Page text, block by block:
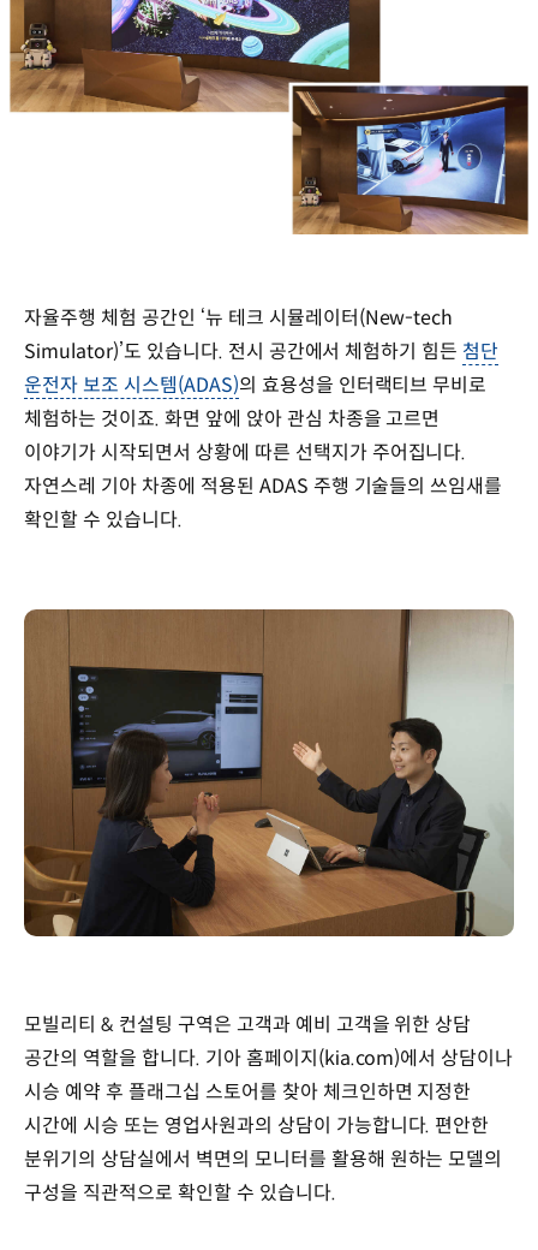
자율주행 체험 공간인 ‘뉴 테크 시뮬레이터(New-tech
Simulator)’도 있습니다. 전시 공간에서 체험하기 힘든 첨단
운전자 보조 시스템(ADAS)의 효용성을 인터랙티브 무비로
체험하는 것이죠. 화면 앞에 앉아 관심 차종을 고르면
이야기가 시작되면서 상황에 따른 선택지가 주어집니다.
자연스레 기아 차종에 적용된 ADAS 주행 기술들의 쓰임새를
확인할 수 있습니다.
모빌리티 & 컨설팅 구역은 고객과 예비 고객을 위한 상담
공간의 역할을 합니다. 기아 홈페이지(kia.com)에서 상담이나
시승 예약 후 플래그십 스토어를 찾아 체크인하면 지정한
시간에 시승 또는 영업사원과의 상담이 가능합니다. 편안한
분위기의 상담실에서 벽면의 모니터를 활용해 원하는 모델의
구성을 직관적으로 확인할 수 있습니다.